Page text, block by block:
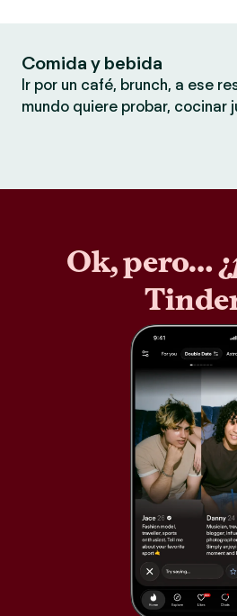
Comida y bebida
Ir por un café, brunch, a ese
mundo quiere probar, cocinar
Ok, pero… ¿